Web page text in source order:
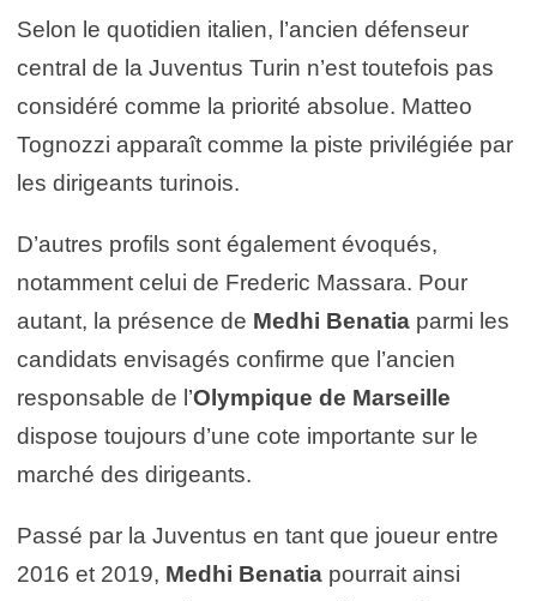
Selon le quotidien italien, l’ancien défenseur
central de la Juventus Turin n’est toutefois pas
considéré comme la priorité absolue. Matteo
Tognozzi apparaît comme la piste privilégiée par
les dirigeants turinois.
D’autres profils sont également évoqués,
notamment celui de Frederic Massara. Pour
autant, la présence de Medhi Benatia parmi les
candidats envisagés confirme que l’ancien
responsable de l’Olympique de Marseille
dispose toujours d’une cote importante sur le
marché des dirigeants.
Passé par la Juventus en tant que joueur entre
2016 et 2019, Medhi Benatia pourrait ainsi